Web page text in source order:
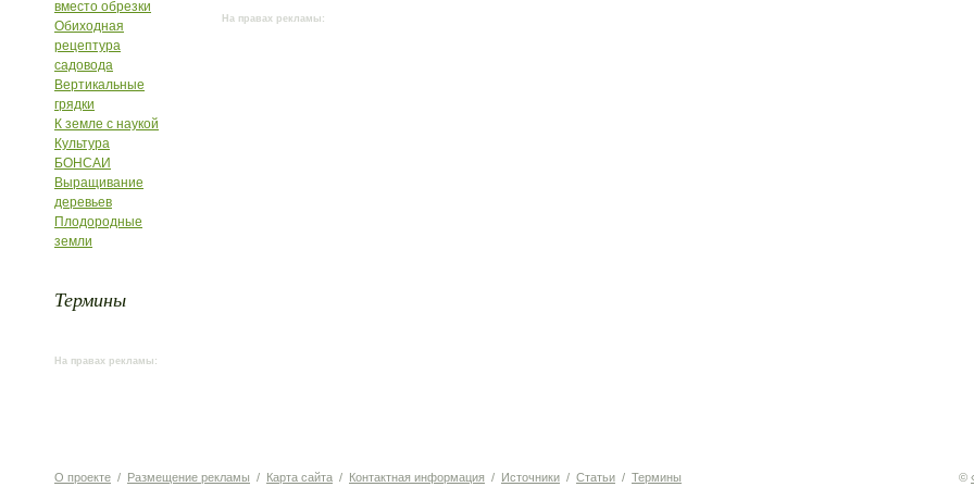
вместо обрезки
Обиходная
рецептура
садовода
Вертикальные
грядки
К земле с наукой
Культура
БОНСАИ
Выращивание
деревьев
Плодородные
земли
Термины
На правах рекламы:
На правах рекламы:
О проекте / Размещение рекламы / Карта сайта / Контактная информация / Источники / Статьи / Термины ©